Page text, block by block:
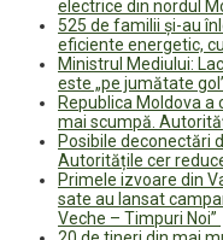
electrice din nordul
525 de familii și-au
eficiente energetic,
Ministrul Mediului:
este „pe jumătate
Republica Moldova
mai scumpă.
Posibile deconectări
Autoritățile cer
Primele izvoare din
sate au lansat
Veche – Timpuri Noi”